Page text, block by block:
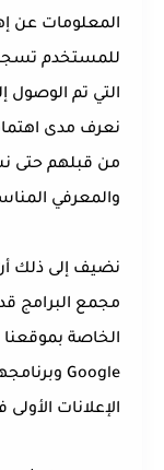
المعلومات عن
للمستخدم
التي تم الوصول
نعرف مدى
من قبلهم حتى
والمعرفي
نضيف إلى ذلك
مجمع البرامج
الخاصة
الإعلانات